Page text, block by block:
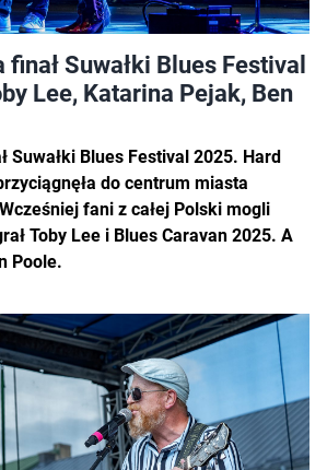
finał Suwałki Blues Festival
Lee, Katarina Pejak, Ben
Suwałki Blues Festival 2025. Hard
do centrum miasta
fani z całej Polski mogli
Toby Lee i Blues Caravan 2025. A
Poole.